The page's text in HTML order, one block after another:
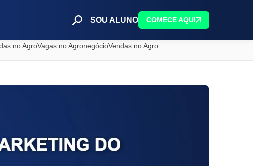
SOU ALUNO COMECE AQUI
no AgroVagas no AgronegócioVendas no Agro